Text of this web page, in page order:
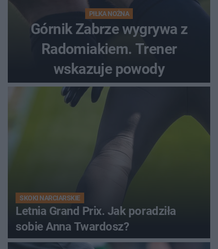
PIŁKA NOŻNA
Górnik Zabrze wygrywa z
Radomiakiem. Trener
wskazuje powody
SKOKI NARCIARSKIE
Letnia Grand Prix. Jak poradziła
sobie Anna Twardosz?